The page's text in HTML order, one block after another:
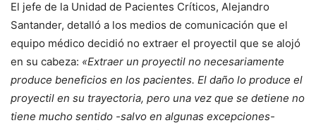
El jefe de la Unidad de Pacientes Críticos, Alejandro
Santander, detalló a los medios de comunicación que el
equipo médico decidió no extraer el proyectil que se alojó
en su cabeza: «Extraer un proyectil no necesariamente
produce beneficios en los pacientes. El daño lo produce el
proyectil en su trayectoria, pero una vez que se detiene no
tiene mucho sentido -salvo en algunas excepciones-